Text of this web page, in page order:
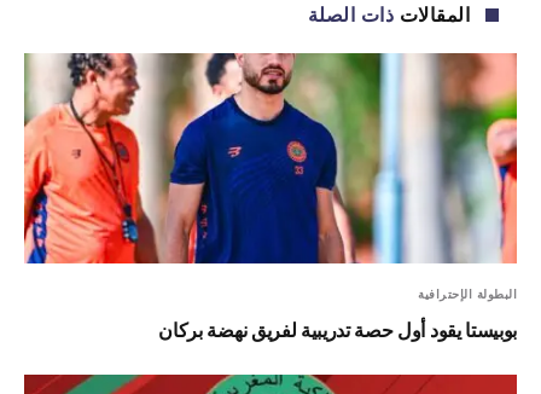
المقالات ذات الصلة
البطولة الإحترافية
بوبيستا يقود أول حصة تدريبية لفريق نهضة بركان